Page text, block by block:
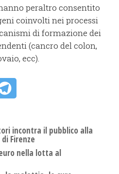
peraltro consentito
coinvolti nei processi
di formazione dei
(cancro del colon,
ecc).
incontra il pubblico alla
Firenze
nella lotta al